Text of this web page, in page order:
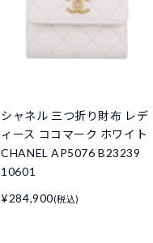
シャネル 三つ折り財布 レデ
ィース ココマーク ホワイト
CHANEL AP5076 B23239
10601
¥284,900(税込)